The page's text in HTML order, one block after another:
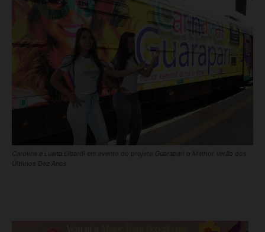
Carolina e Luana Libardi em evento do projeto Guarapari o Melhor Verão dos
Últimos Dez Anos